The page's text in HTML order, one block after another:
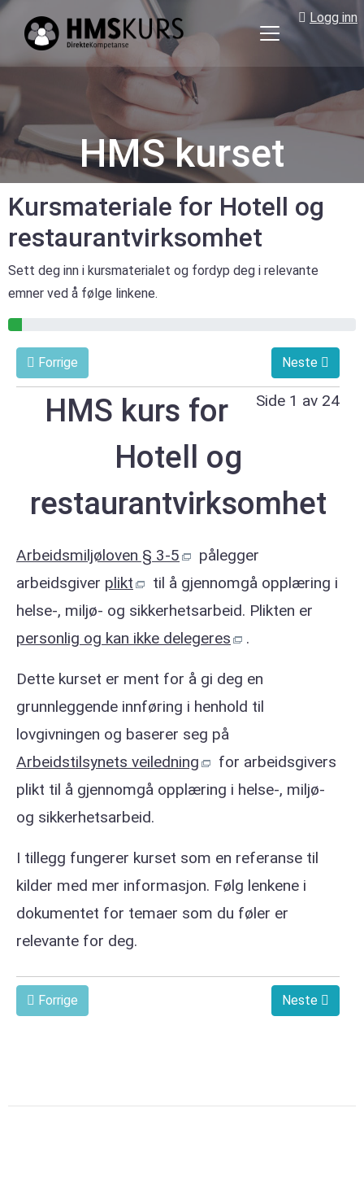
Logg inn
på
nett
for
ledere
og
verneombud
HMS kurset
Kursmateriale for Hotell og
restaurantvirksomhet
Sett deg inn i kursmaterialet og fordyp deg i relevante
emner ved å følge linkene.
4% gjennomført
Forrige Neste
Side 1 av 24
HMS kurs for
Hotell og
restaurantvirksomhet
Arbeidsmiljøloven § 3-5
pålegger
arbeidsgiver plikt
til å gjennomgå opplæring i
helse-, miljø- og sikkerhetsarbeid. Plikten er
personlig og kan ikke delegeres
.
Dette kurset er ment for å gi deg en
grunnleggende innføring i henhold til
lovgivningen og baserer seg på
Arbeidstilsynets veiledning
for arbeidsgivers
plikt til å gjennomgå opplæring i helse-, miljø-
og sikkerhetsarbeid.
I tillegg fungerer kurset som en referanse til
kilder med mer informasjon. Følg lenkene i
dokumentet for temaer som du føler er
relevante for deg.
Forrige Neste